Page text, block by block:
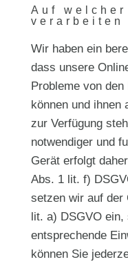
Auf
verarbeiten
Wir haben ein
dass unsere
Probleme von
können und ihnen
zur Verfügung
notwendiger und
Gerät erfolgt
Abs. 1 lit. f)
setzen wir auf der
lit. a) DSGVO
entsprechende
können Sie